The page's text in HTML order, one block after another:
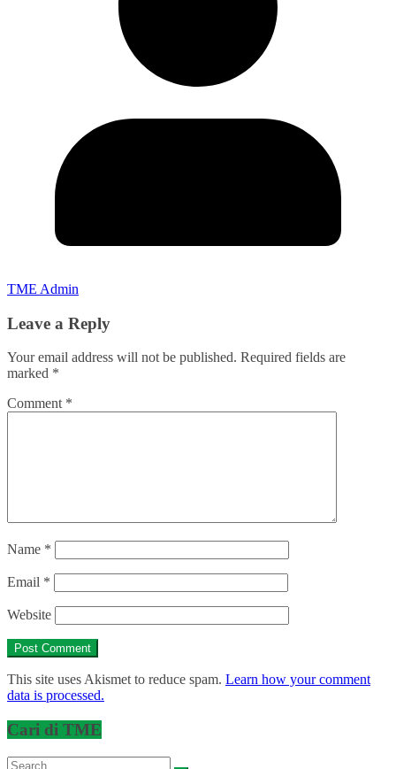
TME Admin
Leave a Reply
Your email address will not be published. Required fields are
marked *
Comment *
Name *
Email *
Website
This site uses Akismet to reduce spam. Learn how your comment
data is processed.
Cari di TME